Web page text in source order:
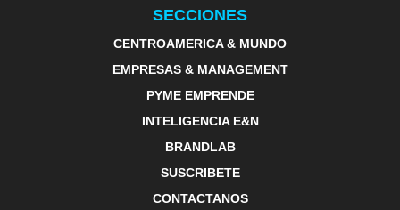
SECCIONES
CENTROAMERICA & MUNDO
EMPRESAS & MANAGEMENT
PYME EMPRENDE
INTELIGENCIA E&N
BRANDLAB
SUSCRIBETE
CONTACTANOS